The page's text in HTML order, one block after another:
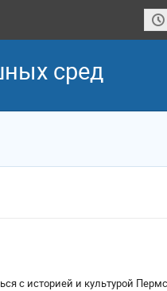
сред
с историей и культурой